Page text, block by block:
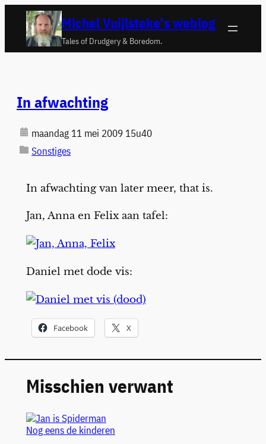
naar
Michel Vuijlsteke's weblog
Tales of Drudgery & Boredom.
In afwachting
maandag 11 mei 2009 15u40
Sonstiges
In afwachting van later meer, that is.
Jan, Anna en Felix aan tafel:
Daniel met dode vis:
Facebook X
Misschien verwant
Nog eens de kinderen